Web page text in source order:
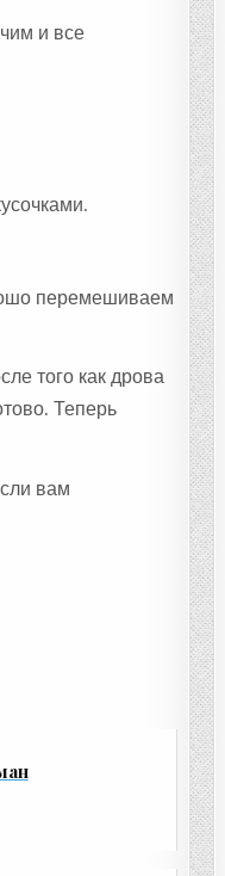
и все
перемешиваем
того как дрова
Теперь
вам